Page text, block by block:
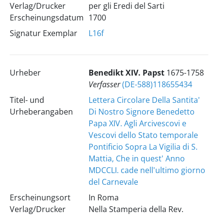
Verlag/Drucker
Erscheinungsdatum
per gli Eredi del Sarti
1700
Signatur Exemplar
L16f
Urheber BenediktXIV. Papst 1675-1758
Verfasser(DE-588)118655434
Titel- und
Urheberangaben
Lettera Circolare Della Santita'
Di Nostro Signore Benedetto
Papa XIV. Agli Arcivescovi e
Vescovi dello Stato temporale
Pontificio Sopra La Vigilia di S.
Mattia, Che in quest' Anno
MDCCLI. cade nell'ultimo giorno
del Carnevale
Erscheinungsort
Verlag/Drucker
In Roma
Nella Stamperia della Rev.